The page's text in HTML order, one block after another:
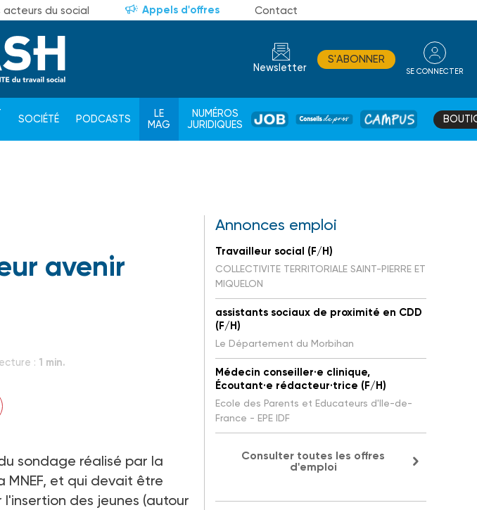
acteurs du social Appels d'offres Contact
Newsletter
S'ABONNER
SE CONNECTER
SOCIÉTÉ PODCASTS
LE
MAG
NUMÉROS
JURIDIQUES
JOB
DE
CAMPUS
avenir
: 1 min.
sondage réalisé par la
et qui devait être
des jeunes (autour
Annonces emploi
Travailleur social (F/H)
COLLECTIVITE TERRITORIALE SAINT-PIERRE ET
MIQUELON
assistants sociaux de proximité en CDD
(F/H)
Le Département du Morbihan
Médecin conseiller·e clinique,
Écoutant·e rédacteur·trice (F/H)
Ecole des Parents et Educateurs d'Ile-de-
France - EPE IDF
Consulter toutes les offres
d'emploi